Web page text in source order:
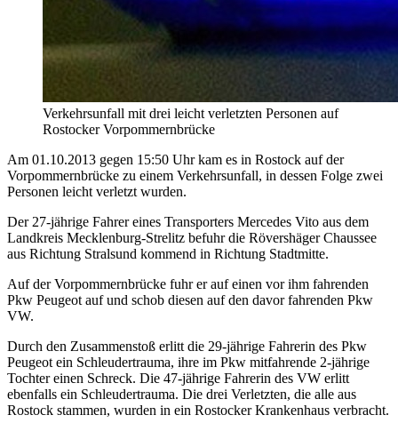
Verkehrsunfall mit drei leicht verletzten Personen auf
Rostocker Vorpommernbrücke
Am 01.10.2013 gegen 15:50 Uhr kam es in Rostock auf der
Vorpommernbrücke zu einem Verkehrsunfall, in dessen Folge zwei
Personen leicht verletzt wurden.
Der 27-jährige Fahrer eines Transporters Mercedes Vito aus dem
Landkreis Mecklenburg-Strelitz befuhr die Rövershäger Chaussee
aus Richtung Stralsund kommend in Richtung Stadtmitte.
Auf der Vorpommernbrücke fuhr er auf einen vor ihm fahrenden
Pkw Peugeot auf und schob diesen auf den davor fahrenden Pkw
VW.
Durch den Zusammenstoß erlitt die 29-jährige Fahrerin des Pkw
Peugeot ein Schleudertrauma, ihre im Pkw mitfahrende 2-jährige
Tochter einen Schreck. Die 47-jährige Fahrerin des VW erlitt
ebenfalls ein Schleudertrauma. Die drei Verletzten, die alle aus
Rostock stammen, wurden in ein Rostocker Krankenhaus verbracht.